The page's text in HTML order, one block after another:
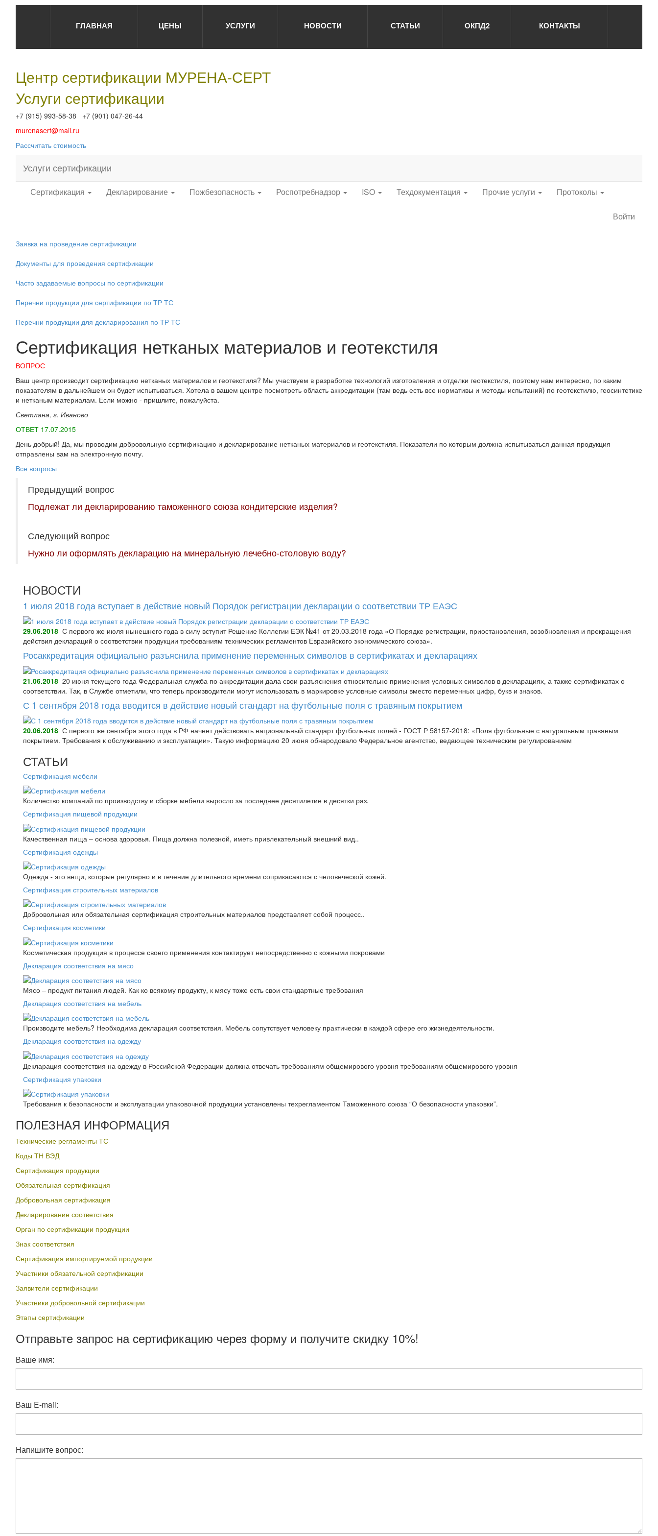
ГЛАВНАЯ ЦЕНЫ УСЛУГИ НОВОСТИ СТАТЬИ ОКПД2 КОНТАКТЫ
Центр сертификации МУРЕНА-СЕРТ
Услуги сертификации
+7 (915) 993-58-38 +7 (901) 047-26-44
murenasert@mail.ru
Рассчитать стоимость
Услуги сертификации
Сертификация Декларирование Пожбезопасность Роспотребнадзор ISO Техдокументация Прочие услуги Протоколы
Войти
Заявка на проведение сертификации
Документы для проведения сертификации
Часто задаваемые вопросы по сертификации
Перечни продукции для сертификации по ТР ТС
Перечни продукции для декларирования по ТР ТС
Сертификация нетканых материалов и геотекстиля
ВОПРОС
Ваш центр производит сертификацию нетканых материалов и геотекстиля? Мы участвуем в разработке технологий изготовления и отделки геотекстиля, поэтому нам интересно, по каким
показателям в дальнейшем он будет испытываться. Хотела в вашем центре посмотреть область аккредитации (там ведь есть все нормативы и методы испытаний) по геотекстилю, геосинтетике
и нетканым материалам. Если можно - пришлите, пожалуйста.
Светлана, г. Иваново
ОТВЕТ 17.07.2015
День добрый! Да, мы проводим добровольную сертификацию и декларирование нетканых материалов и геотекстиля. Показатели по которым должна испытываться данная продукция
отправлены вам на электронную почту.
Все вопросы
Предыдущий вопрос
Подлежат ли декларированию таможенного союза кондитерские изделия?
Следующий вопрос
Нужно ли оформлять декларацию на минеральную лечебно-столовую воду?
НОВОСТИ
1 июля 2018 года вступает в действие новый Порядок регистрации декларации о соответствии ТР ЕАЭС
29.06.2018 С первого же июля нынешнего года в силу вступит Решение Коллегии ЕЭК №41 от 20.03.2018 года «О Порядке регистрации, приостановления, возобновления и прекращения
действия деклараций о соответствии продукции требованиям технических регламентов Евразийского экономического союза».
Росаккредитация официально разъяснила применение переменных символов в сертификатах и декларациях
21.06.2018 20 июня текущего года Федеральная служба по аккредитации дала свои разъяснения относительно применения условных символов в декларациях, а также сертификатах о
соответствии. Так, в Службе отметили, что теперь производители могут использовать в маркировке условные символы вместо переменных цифр, букв и знаков.
С 1 сентября 2018 года вводится в действие новый стандарт на футбольные поля с травяным покрытием
20.06.2018 С первого же сентября этого года в РФ начнет действовать национальный стандарт футбольных полей - ГОСТ Р 58157-2018: «Поля футбольные с натуральным травяным
покрытием. Требования к обслуживанию и эксплуатации». Такую информацию 20 июня обнародовало Федеральное агентство, ведающее техническим регулированием
СТАТЬИ
Сертификация мебели
Количество компаний по производству и сборке мебели выросло за последнее десятилетие в десятки раз.
Сертификация пищевой продукции
Качественная пища – основа здоровья. Пища должна полезной, иметь привлекательный внешний вид..
Сертификация одежды
Одежда - это вещи, которые регулярно и в течение длительного времени соприкасаются с человеческой кожей.
Сертификация строительных материалов
Добровольная или обязательная сертификация строительных материалов представляет собой процесс..
Сертификация косметики
Косметическая продукция в процессе своего применения контактирует непосредственно с кожными покровами
Декларация соответствия на мясо
Мясо – продукт питания людей. Как ко всякому продукту, к мясу тоже есть свои стандартные требования
Декларация соответствия на мебель
Производите мебель? Необходима декларация соответствия. Мебель сопутствует человеку практически в каждой сфере его жизнедеятельности.
Декларация соответствия на одежду
Декларация соответствия на одежду в Российской Федерации должна отвечать требованиям общемирового уровня требованиям общемирового уровня
Сертификация упаковки
Требования к безопасности и эксплуатации упаковочной продукции установлены техрегламентом Таможенного союза “О безопасности упаковки”.
ПОЛЕЗНАЯ ИНФОРМАЦИЯ
Технические регламенты ТС
Коды ТН ВЭД
Сертификация продукции
Обязательная сертификация
Добровольная сертификация
Декларирование соответствия
Орган по сертификации продукции
Знак соответствия
Сертификация импортируемой продукции
Участники обязательной сертификации
Заявители сертификации
Участники добровольной сертификации
Этапы сертификации
Отправьте запрос на сертификацию через форму и получите скидку 10%!
Ваше имя:
Ваш E-mail:
Напишите вопрос: